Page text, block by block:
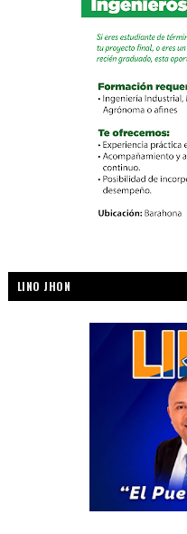
LINO JHON